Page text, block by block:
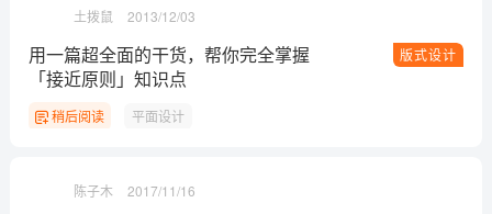
土拨鼠 2013/12/03
版式设计
用一篇超全面的干货，帮你完全掌握
「接近原则」知识点
稍后阅读 平面设计
陈子木 2017/11/16